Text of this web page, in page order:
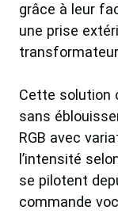
grâce à leur
une prise
Cette solution
sans
RGB avec
l’intensité
se pilotent
commande